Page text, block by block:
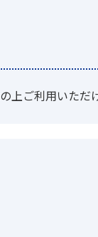
上ご利用いただ